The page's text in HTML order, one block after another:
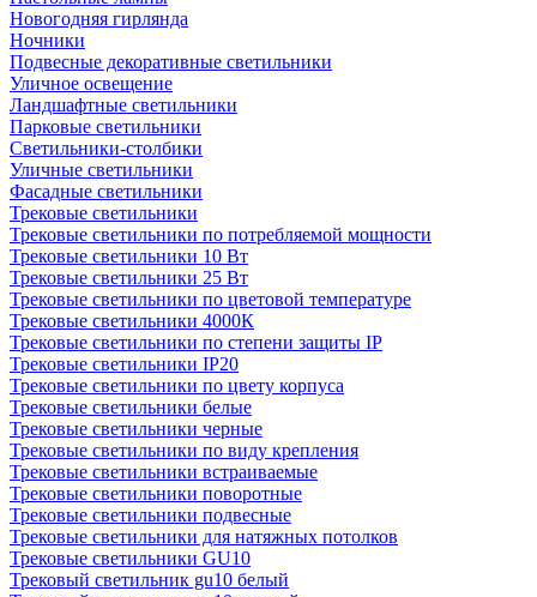
Новогодняя гирлянда
Ночники
Подвесные декоративные светильники
Уличное освещение
Ландшафтные светильники
Парковые светильники
Светильники-столбики
Уличные светильники
Фасадные светильники
Трековые светильники
Трековые светильники по потребляемой мощности
Трековые светильники 10 Вт
Трековые светильники 25 Вт
Трековые светильники по цветовой температуре
Трековые светильники 4000К
Трековые светильники по степени защиты IP
Трековые светильники IP20
Трековые светильники по цвету корпуса
Трековые светильники белые
Трековые светильники черные
Трековые светильники по виду крепления
Трековые светильники встраиваемые
Трековые светильники поворотные
Трековые светильники подвесные
Трековые светильники для натяжных потолков
Трековые светильники GU10
Трековый светильник gu10 белый